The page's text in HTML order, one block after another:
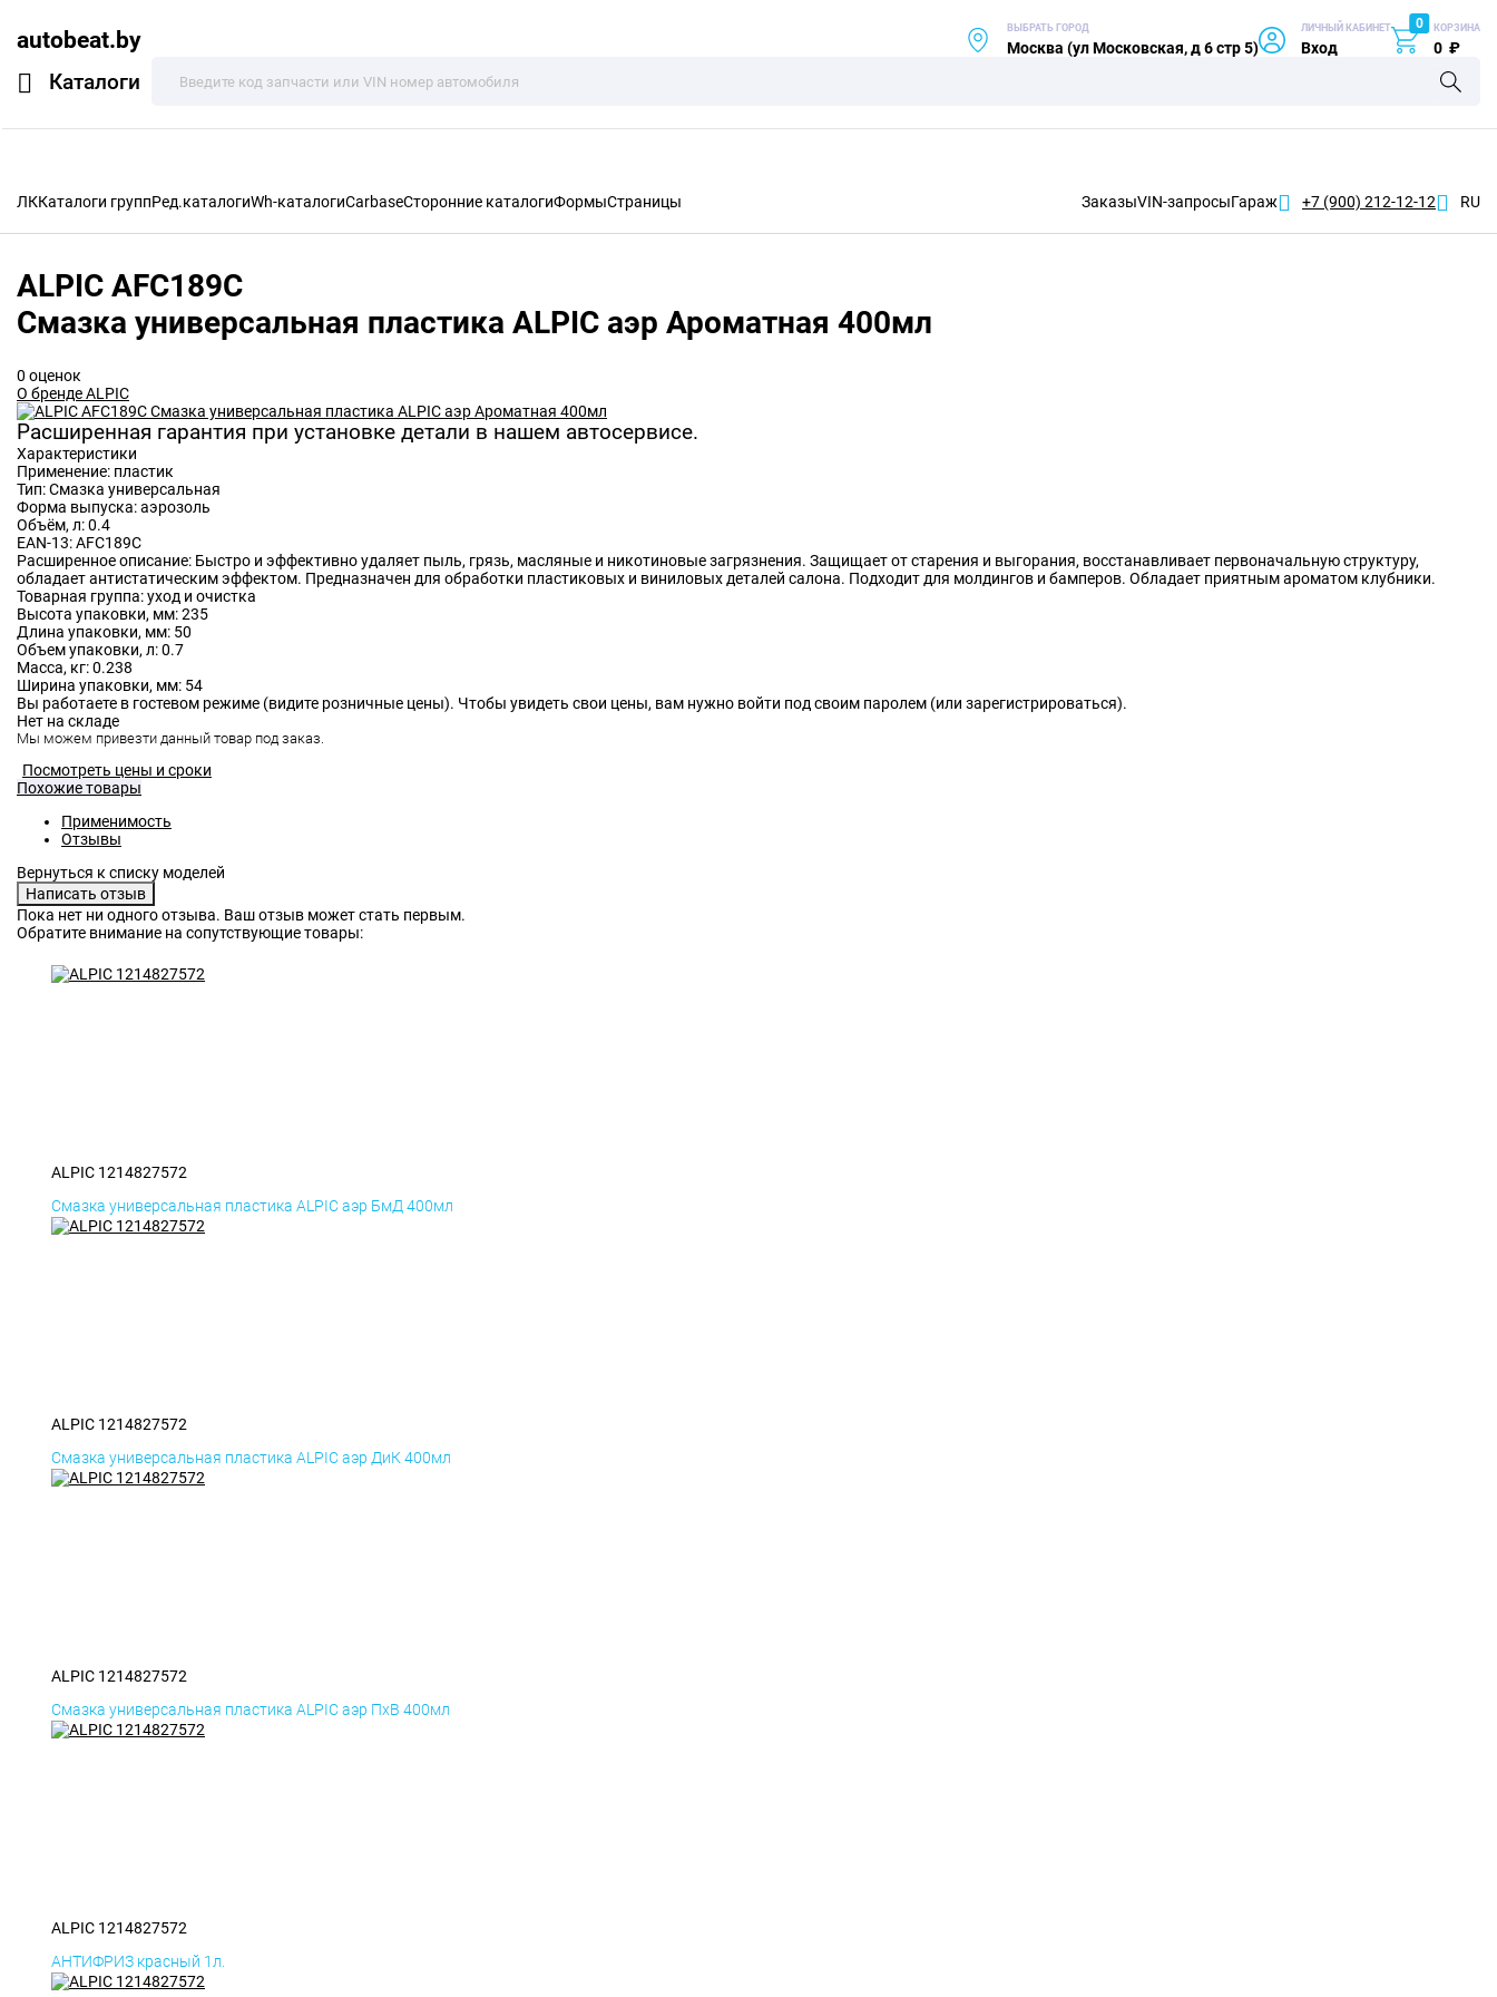
autobeat.by
Каталоги
ВЫБРАТЬ ГОРОД
Москва (ул Московская, д 6 стр 5)
ЛИЧНЫЙ КАБИНЕТ
Вход
0 КОРЗИНА
0 ₽
ЛККаталоги группРед.каталогиWh-каталогиCarbaseСторонние каталогиФормыСтраницы ЗаказыVIN-запросыГараж +7 (900) 212-12-12 RU
ALPIC AFC189C
Смазка универсальная пластика ALPIC аэр Ароматная 400мл
0 оценок
О бренде ALPIC
Расширенная гарантия при установке детали в нашем автосервисе.
Характеристики
Применение: пластик
Тип:Смазка универсальная
Форма выпуска:аэрозоль
Объём, л:0.4
EAN-13:AFC189C
Расширенное описание: Быстро и эффективно удаляет пыль, грязь, масляные и никотиновые загрязнения. Защищает от старения и выгорания, восстанавливает первоначальную структуру,
обладает антистатическим эффектом. Предназначен для обработки пластиковых и виниловых деталей салона. Подходит для молдингов и бамперов. Обладает приятным ароматом клубники.
Товарная группа:уход и очистка
Высота упаковки, мм:235
Длина упаковки, мм: 50
Объем упаковки, л:0.7
Масса, кг:0.238
Ширина упаковки, мм: 54
Вы работаете в гостевом режиме (видите розничные цены). Чтобы увидеть свои цены, вам нужно войти под своим паролем (или зарегистрироваться).
Нет на складе
Мы можем привезти данный товар под заказ.
Посмотреть цены и сроки
Похожие товары
Применимость
Отзывы
Пока нет ни одного отзыва. Ваш отзыв может стать первым.
Обратите внимание на сопутствующие товары:
ALPIC 1214827572
Смазка универсальная пластика ALPIC аэр БмД 400мл
ALPIC 1214827572
Смазка универсальная пластика ALPIC аэр ДиК 400мл
ALPIC 1214827572
Смазка универсальная пластика ALPIC аэр ПхВ 400мл
ALPIC 1214827572
АНТИФРИЗ красный 1л.